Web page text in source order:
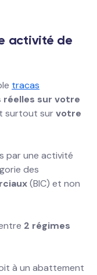
activité de
tracas
réelles sur votre
surtout survotre
par une activité
des
(BIC) et non
2 régimes
à un abattement